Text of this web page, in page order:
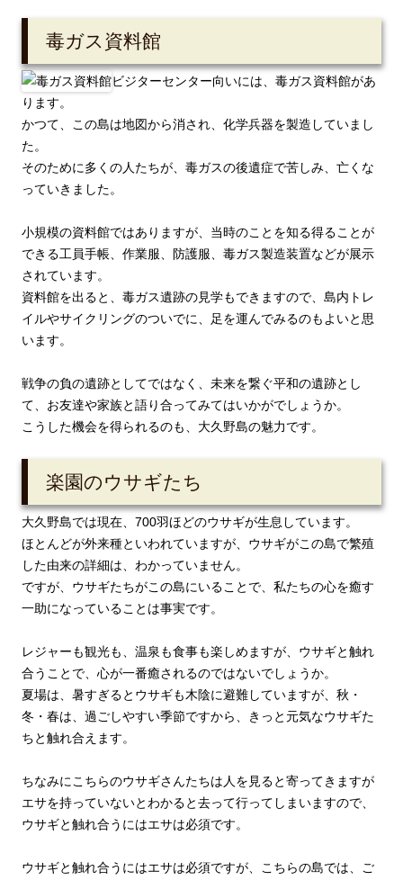
毒ガス資料館
ビジターセンター向いには、毒ガス資料館があ
ります。
かつて、この島は地図から消され、化学兵器を製造していまし
た。
そのために多くの人たちが、毒ガスの後遺症で苦しみ、亡くな
っていきました。
小規模の資料館ではありますが、当時のことを知る得ることが
できる工員手帳、作業服、防護服、毒ガス製造装置などが展示
されています。
資料館を出ると、毒ガス遺跡の見学もできますので、島内トレ
イルやサイクリングのついでに、足を運んでみるのもよいと思
います。
戦争の負の遺跡としてではなく、未来を繋ぐ平和の遺跡とし
て、お友達や家族と語り合ってみてはいかがでしょうか。
こうした機会を得られるのも、大久野島の魅力です。
楽園のウサギたち
大久野島では現在、700羽ほどのウサギが生息しています。
ほとんどが外来種といわれていますが、ウサギがこの島で繁殖
した由来の詳細は、わかっていません。
ですが、ウサギたちがこの島にいることで、私たちの心を癒す
一助になっていることは事実です。
レジャーも観光も、温泉も食事も楽しめますが、ウサギと触れ
合うことで、心が一番癒されるのではないでしょうか。
夏場は、暑すぎるとウサギも木陰に避難していますが、秋・
冬・春は、過ごしやすい季節ですから、きっと元気なウサギた
ちと触れ合えます。
ちなみにこちらのウサギさんたちは人を見ると寄ってきますが
エサを持っていないとわかると去って行ってしまいますので、
ウサギと触れ合うにはエサは必須です。
ウサギと触れ合うにはエサは必須ですが、こちらの島では、ご